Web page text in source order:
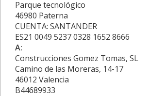
Parque tecnológico
46980 Paterna
CUENTA: SANTANDER
ES21 0049 5237 0328 1652 8666
A:
Construcciones Gomez Tomas, SL
Camino de las Moreras, 14-17
46012 Valencia
B44689933